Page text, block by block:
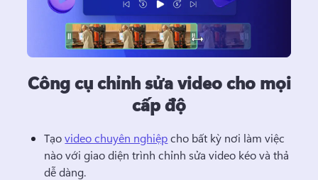
Công cụ chỉnh sửa video cho mọi
cấp độ
Tạo video chuyên nghiệp cho bất kỳ nơi làm việc
nào với giao diện trình chỉnh sửa video kéo và thả
dễ dàng.